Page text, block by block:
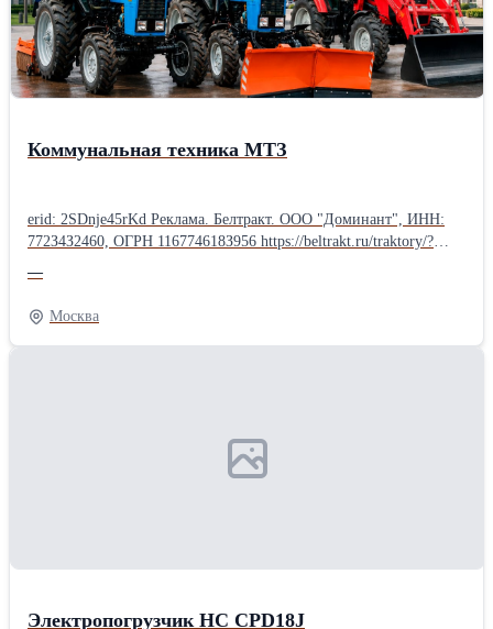
Коммунальная техника МТЗ
erid: 2SDnje45rKd Реклама. Белтракт. ООО "Доминант", ИНН:
772З4З2460, ОГРН 116774618З956 https://beltrakt.ru/traktory/?
круглый год! Уборка улиц и тротуаров, очистка дорог от снега,
погрузка материалов, вывоз мусора или засыпка траншей - в
«Белтракт» найдётся техника для самых разных коммунальных
задач. В каталоге представлены уборочно-погрузочные,
работе. Расскажите нам о своих задачах - поможем подобрать
подходящую модель и комплектацию.
—
Москва
Электропогрузчик НC CPD18J